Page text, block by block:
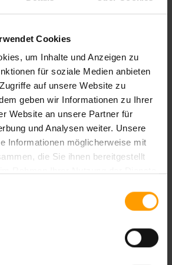
Cookies
um Inhalte und Anzeigen zu
für soziale Medien anbieten
auf unsere Website zu
geben wir Informationen zu Ihrer
Website an unsere Partner für
und Analysen weiter. Unsere
Informationen möglicherweise mit
die Sie ihnen bereitgestellt
diese Unterkunft?
Zimmerkategorien und
Blick – vergleichen Sie direkt und
Angebot für Ihren Aufenthalt.
zu Konditionen und Extras sind
Sie Ihre Reise optimal planen
einfach und sicher Ihre
aus Unterkunft und Flug.
Angebote ab